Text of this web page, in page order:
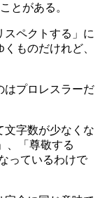
とがある。
スペクトする」に
ものだけれど、
はプロレスラーだ
文字数が少なくな
、「尊敬する
っているわけで